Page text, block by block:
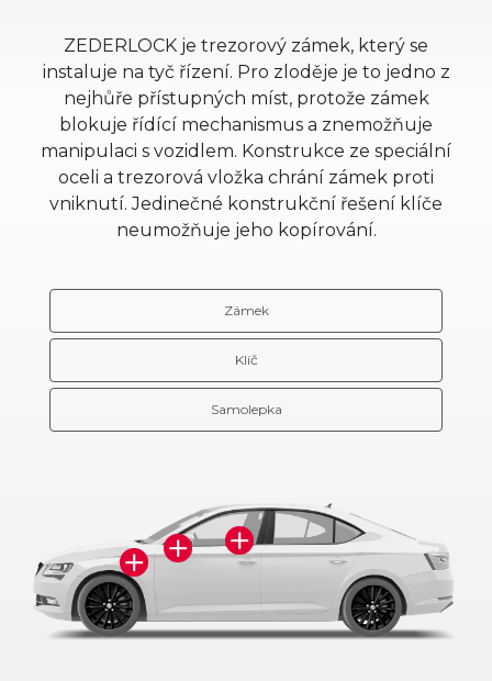
ZEDERLOCK je trezorový zámek, který se
instaluje na tyč řízení. Pro zloděje je to jedno z
nejhůře přístupných míst, protože zámek
blokuje řídící mechanismus a znemožňuje
manipulaci s vozidlem. Konstrukce ze speciální
oceli a trezorová vložka chrání zámek proti
vniknutí. Jedinečné konstrukční řešení klíče
neumožňuje jeho kopírování.
Zámek
Klíč
Samolepka